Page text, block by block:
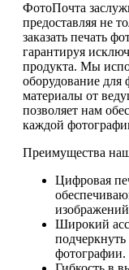
ФотоПочта
предоставляя не
заказать печать
гарантируя
продукта. Мы
оборудование для
материалы от
позволяет нам
каждой
Преимущества
Цифровая
Широкий
фотографии.